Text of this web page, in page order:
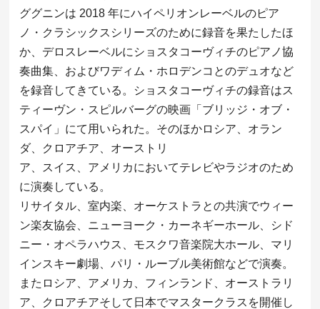
ググニンは 2018 年にハイペリオンレーベルのピア
ノ・クラシックスシリーズのために録音を果たしたほ
か、デロスレーベルにショスタコーヴィチのピアノ協
奏曲集、およびワディム・ホロデンコとのデュオなど
を録音してきている。ショスタコーヴィチの録音はス
ティーヴン・スピルバーグの映画「ブリッジ・オブ・
スパイ」にて用いられた。そのほかロシア、オラン
ダ、クロアチア、オーストリ
ア、スイス、アメリカにおいてテレビやラジオのため
に演奏している。
リサイタル、室内楽、オーケストラとの共演でウィー
ン楽友協会、ニューヨーク・カーネギーホール、シド
ニー・オペラハウス、モスクワ音楽院大ホール、マリ
インスキー劇場、パリ・ルーブル美術館などで演奏。
またロシア、アメリカ、フィンランド、オーストラリ
ア、クロアチアそして日本でマスタークラスを開催し